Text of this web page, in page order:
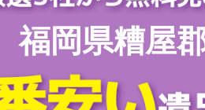
福岡県糟屋